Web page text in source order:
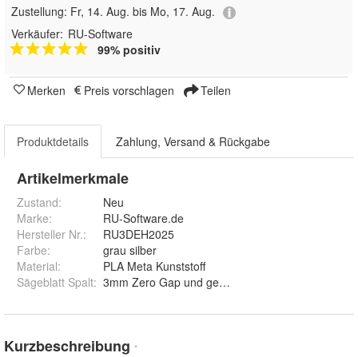
Zustellung: Fr, 14. Aug. bis Mo, 17. Aug.
Verkäufer: RU-Software
99% positiv
Merken Preis vorschlagen Teilen
Produktdetails Zahlung, Versand & Rückgabe
Artikelmerkmale
Zustand:
Neu
Marke:
RU-Software.de
Hersteller Nr.:
RU3DEH2025
Farbe:
grau silber
Material:
PLA Meta Kunststoff
Sägeblatt Spalt: 3mm Zero Gap und geschlossen
Kurzbeschreibung *